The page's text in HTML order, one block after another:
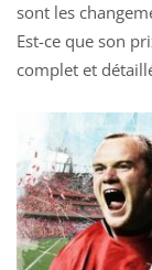
sont les
Est-ce que son
complet et